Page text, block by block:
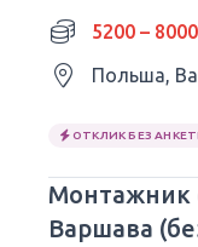
5200 –
Польша,
ОТКЛИК БЕЗ
Монтажник
Варшава